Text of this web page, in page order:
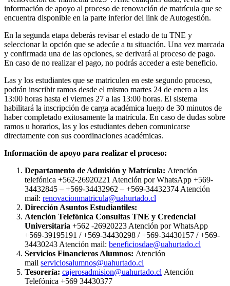
información de apoyo al proceso de renovación de matrícula que se
encuentra disponible en la parte inferior del link de Autogestión.
En la segunda etapa deberás revisar el estado de tu TNE y
seleccionar la opción que se adecúe a tu situación. Una vez marcada
y confirmada una de las opciones, se derivará al proceso de pago.
En caso de no realizar el pago, no podrás acceder a este beneficio.
Las y los estudiantes que se matriculen en este segundo proceso,
podrán inscribir ramos desde el mismo martes 24 de enero a las
13:00 horas hasta el viernes 27 a las 13:00 horas. El sistema
habilitará la inscripción de carga académica luego de 30 minutos de
haber completado exitosamente la matrícula. En caso de dudas sobre
ramos u horarios, las y los estudiantes deben comunicarse
directamente con sus coordinaciones académicas.
Información de apoyo para realizar el proceso:
Departamento de Admisión y Matrícula: Atención
telefónica +562-26920221 Atención por WhatsApp +569-
34432845 – +569-34432962 – +569-34432374 Atención
mail: renovacionmatricula@uahurtado.cl
Dirección Asuntos Estudiantiles:
Atención Telefónica Consultas TNE y Credencial
Universitaria +562 -26920223 Atención por WhatsApp
+569-39195191 / +569-34430298 / +569-34430157 / +569-
34430243 Atención mail: beneficiosdae@uahurtado.cl
Servicios Financieros Alumnos: Atención
mail serviciosalumnos@uahurtado.cl
Tesorería: cajerosadmision@uahurtado.cl Atención
Telefónica +569 34430377